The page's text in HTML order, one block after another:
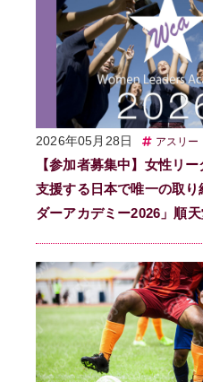
2026年05月28日 アスリー
【参加者募集中】女性リ
支援する日本で唯一の取
ダーアカデミー2026」順